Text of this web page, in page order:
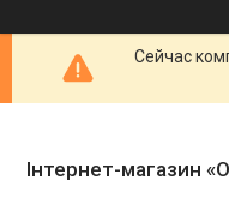
Сейчас
Інтернет-магазин